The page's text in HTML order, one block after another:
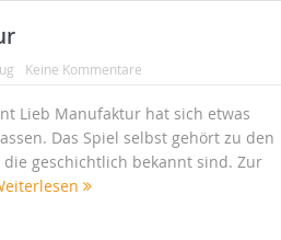
Keine Kommentare
Lieb Manufaktur hat sich etwas
Das Spiel selbst gehört zu den
geschichtlich bekannt sind. Zur